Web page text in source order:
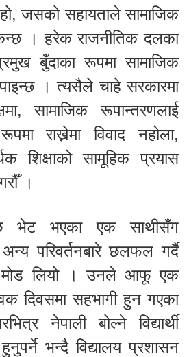
जसको सहायताले सामाजिक
। हरेक राजनीतिक दलका
बुँदाका रूपमा सामाजिक
। त्यसैले चाहे सरकारमा
सामाजिक रूपान्तरणलाई
राख्नेमा विवाद नहोला,
शिक्षाको सामूहिक प्रयास
।
भेट भएका एक साथीसँग
परिवर्तनबारे छलफल गर्दै
मोड लियो । उनले आफू एक
दिवसमा सहभागी हुन गएका
नेपाली बोल्ने विद्यार्थी
भन्दै विद्यालय प्रशासन